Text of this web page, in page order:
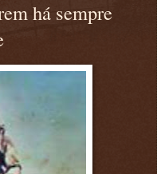
há sempre